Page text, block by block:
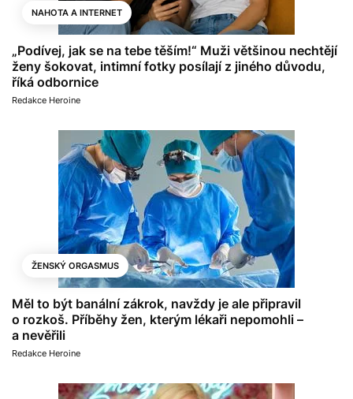
NAHOTA A INTERNET
„Podívej, jak se na tebe těším!“ Muži většinou nechtějí
ženy šokovat, intimní fotky posílají z jiného důvodu,
říká odbornice
Redakce Heroine
ŽENSKÝ ORGASMUS
Měl to být banální zákrok, navždy je ale připravil
o rozkoš. Příběhy žen, kterým lékaři nepomohli –
a nevěřili
Redakce Heroine